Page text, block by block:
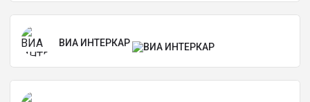
ВИА ИНТЕРКАР